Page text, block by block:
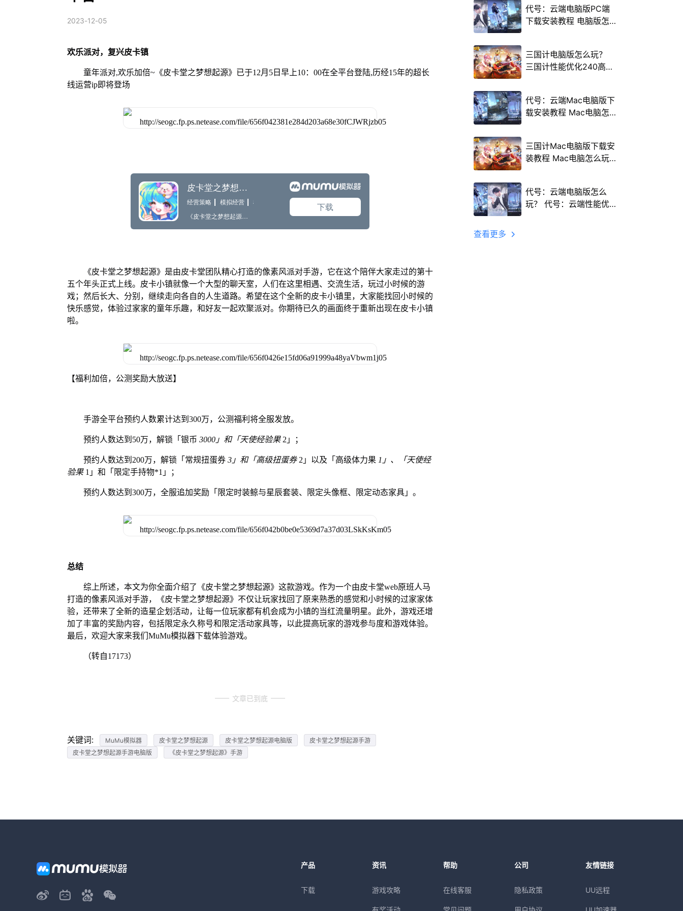
2023-12-05
欢乐派对，复兴皮卡镇
童年派对,欢乐加倍~《皮卡堂之梦想起源》已于12月5日早上10：00在全平台登陆,历经15年的超长
线运营ip即将登场
《皮卡堂之梦想起源》是由皮卡堂团队精心打造的像素风派对手游，它在这个陪伴大家走过的第十
五个年头正式上线。皮卡小镇就像一个大型的聊天室，人们在这里相遇、交流生活，玩过小时候的游
戏；然后长大、分别，继续走向各自的人生道路。希望在这个全新的皮卡小镇里，大家能找回小时候的
快乐感觉，体验过家家的童年乐趣，和好友一起欢聚派对。你期待已久的画面终于重新出现在皮卡小镇
啦。
【福利加倍，公测奖励大放送】
手游全平台预约人数累计达到300万，公测福利将全服发放。
预约人数达到50万，解锁「银币 3000」和「天使经验果 2」；
预约人数达到200万，解锁「常规扭蛋券 3」和「高级扭蛋券 2」以及「高级体力果 1」、「天使经
验果 1」和「限定手持物*1」；
预约人数达到300万，全服追加奖励「限定时装鲸与星辰套装、限定头像框、限定动态家具」。
总结
综上所述，本文为你全面介绍了《皮卡堂之梦想起源》这款游戏。作为一个由皮卡堂web原班人马
打造的像素风派对手游，《皮卡堂之梦想起源》不仅让玩家找回了原来熟悉的感觉和小时候的过家家体
验，还带来了全新的造星企划活动，让每一位玩家都有机会成为小镇的当红流量明星。此外，游戏还增
加了丰富的奖励内容，包括限定永久称号和限定活动家具等，以此提高玩家的游戏参与度和游戏体验。
最后，欢迎大家来我们MuMu模拟器下载体验游戏。
（转自17173）
文章已到底
关键词: MuMu模拟器 皮卡堂之梦想起源 皮卡堂之梦想起源电脑版
皮卡堂之梦想起源手游
皮卡堂之梦想起源手游电脑版
《皮卡堂之梦想起源》手游
代号：云端电脑版PC端
下载安装教程 电脑版怎
三国计电脑版怎么玩？
三国计性能优化240高帧
代号：云端Mac电脑版下
载安装教程 Mac电脑怎
三国计Mac电脑版下载安
装教程 Mac电脑怎么玩
代号：云端电脑版怎么
玩？ 代号：云端性能优
查看更多
产品
下载
资讯
游戏攻略
帮助
在线客服
公司
隐私政策
友情链接
UU远程